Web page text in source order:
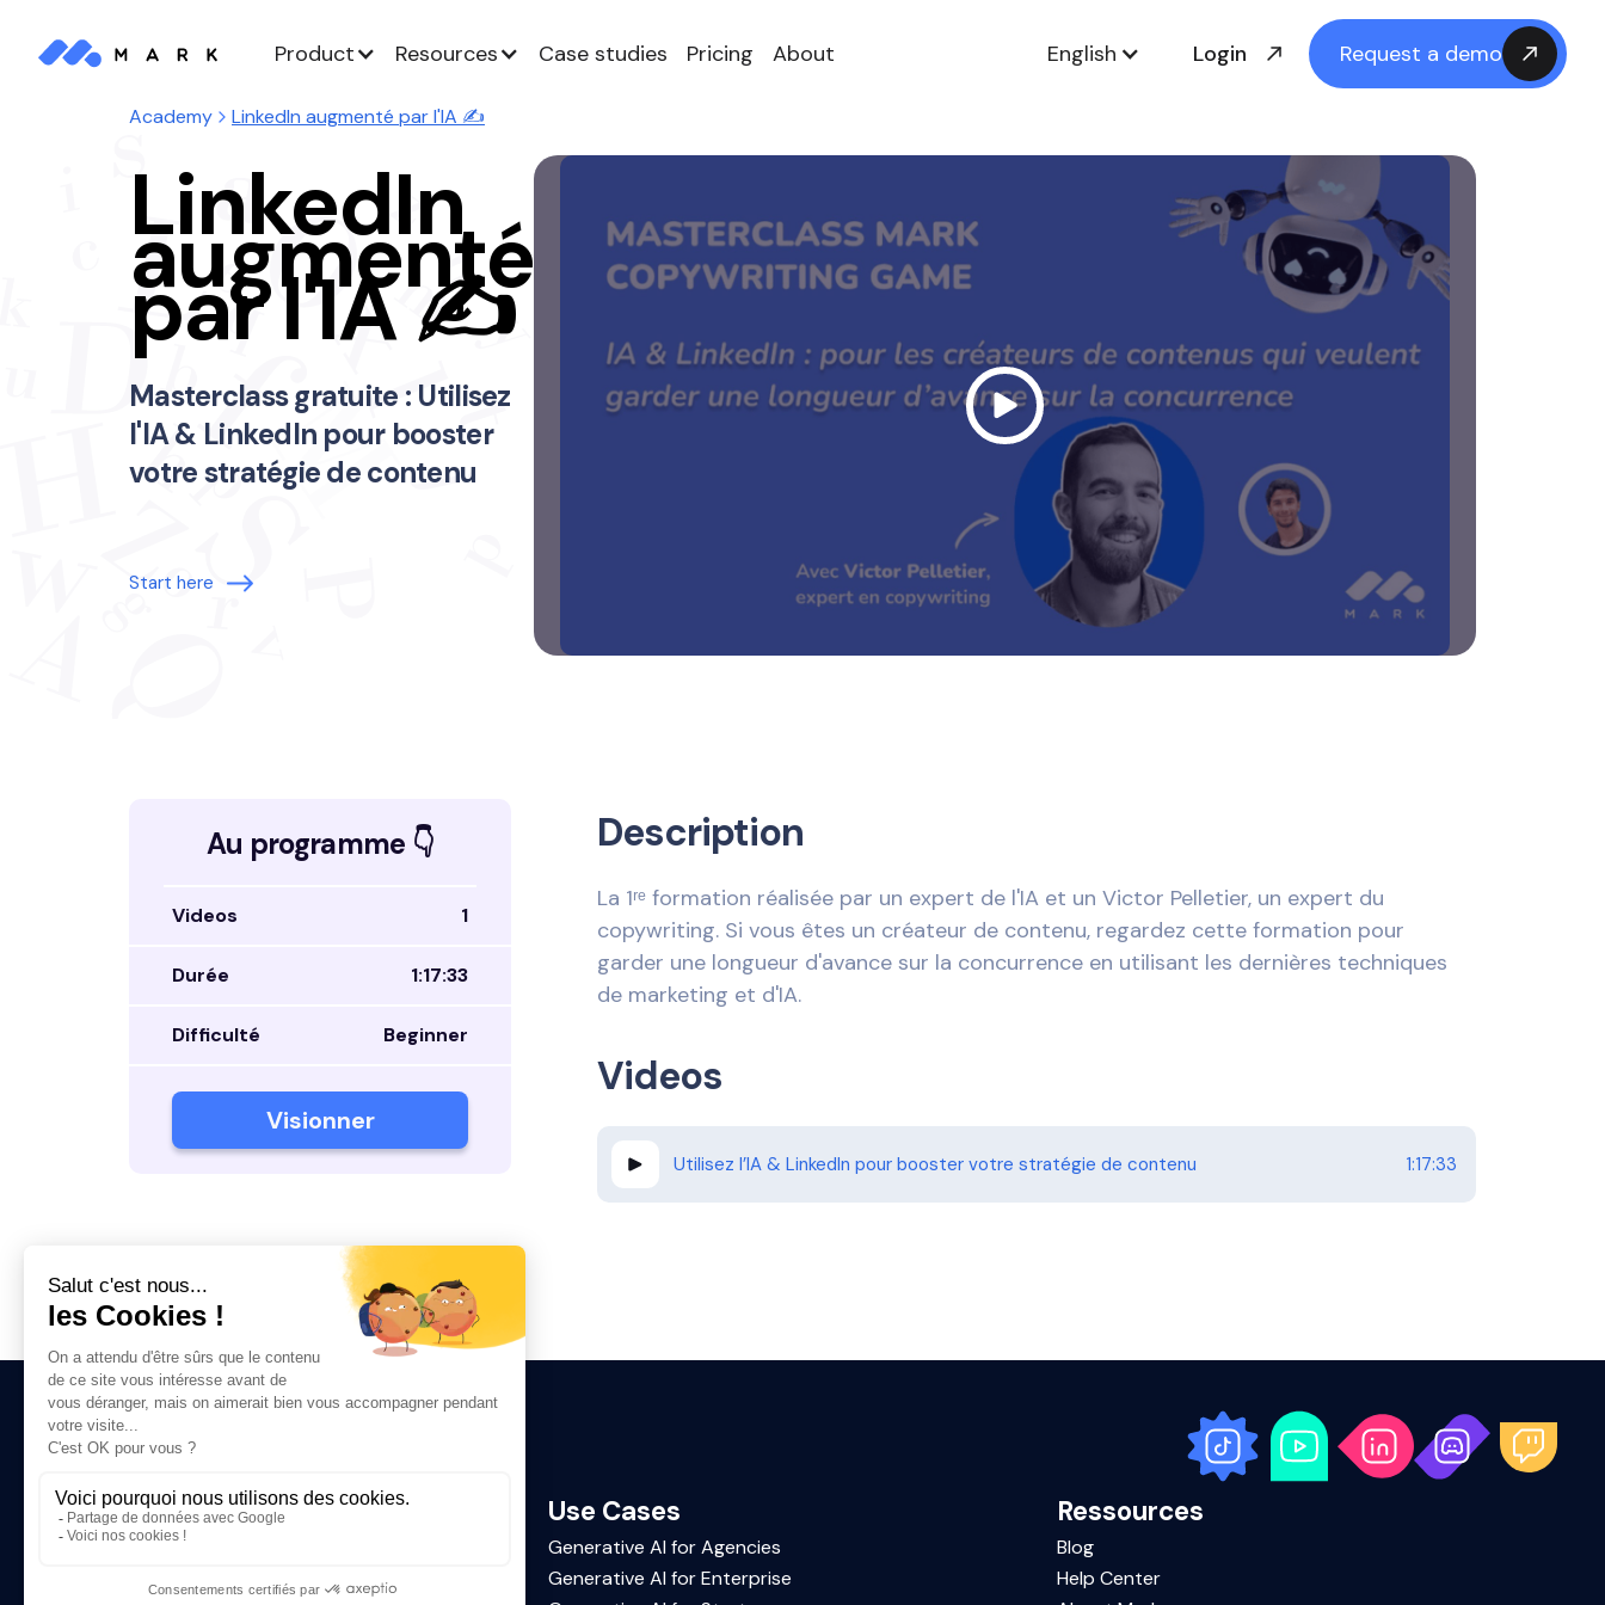
Product Resources Case studies Pricing About English Login Request a demo
Academy LinkedIn augmenté par l'IA ✍️
LinkedIn
augmenté
par l'IA ✍️
Masterclass gratuite : Utilisez
l'IA & LinkedIn pour booster
votre stratégie de contenu
Start here
Au programme 👇
Videos 1
Durée 1:17:33
Difficulté Beginner
Visionner
Description
La 1ʳᵉ formation réalisée par un expert de l'IA et un Victor Pelletier, un expert du
copywriting. Si vous êtes un créateur de contenu, regardez cette formation pour
garder une longueur d'avance sur la concurrence en utilisant les dernières techniques
de marketing et d'IA.
Videos
Utilisez l’IA & LinkedIn pour booster votre stratégie de contenu 1:17:33
Create Your Own AI.
Platform
Translation
Knowledge Base
Use Cases
Generative AI for Agencies
Generative AI for Enterprise
Ressources
Blog
Help Center